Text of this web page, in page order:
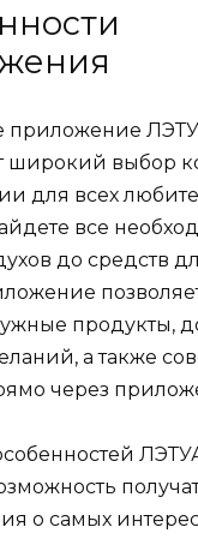
приложение
широкий выбор
для всех
все
до средств
продукты,
а также
через
о самых